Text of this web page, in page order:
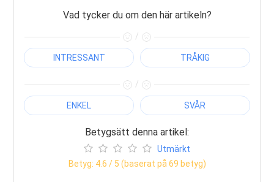
Vad tycker du om den här artikeln?
/
INTRESSANT TRÅKIG
/
ENKEL SVÅR
Betygsätt denna artikel:
Utmärkt
Betyg: 4.6 / 5 (baserat på 69 betyg)